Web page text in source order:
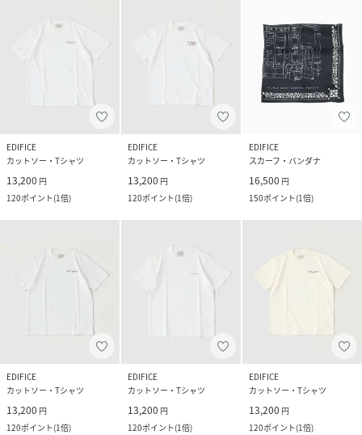
EDIFICE
カットソー・Tシャツ
13,200 円
120ポイント(1倍)
EDIFICE
カットソー・Tシャツ
13,200 円
120ポイント(1倍)
EDIFICE
スカーフ・バンダナ
16,500 円
150ポイント(1倍)
EDIFICE
カットソー・Tシャツ
13,200 円
120ポイント(1倍)
EDIFICE
カットソー・Tシャツ
13,200 円
120ポイント(1倍)
EDIFICE
カットソー・Tシャツ
13,200 円
120ポイント(1倍)